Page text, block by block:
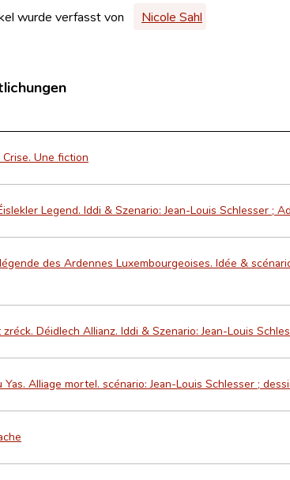
wurde verfasst von Nicole Sahl
Crise. Une fiction
Legend. Iddi & Szenario: Jean-Louis Schlesser ;
des Ardennes Luxembourgeoises. Idée &
zréck. Déidlech Allianz. Iddi & Szenario: Jean-Louis
Yas. Alliage mortel. scénario: Jean-Louis Schlesser ;